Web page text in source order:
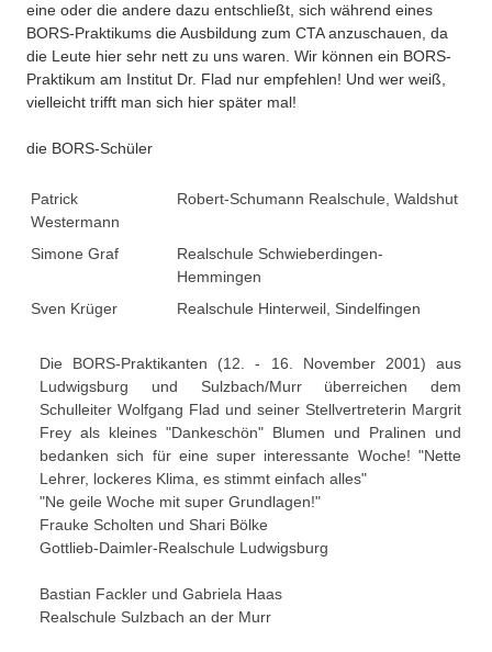
eine oder die andere dazu entschließt, sich während eines
BORS-Praktikums die Ausbildung zum CTA anzuschauen, da
die Leute hier sehr nett zu uns waren. Wir können ein BORS-
Praktikum am Institut Dr. Flad nur empfehlen! Und wer weiß,
vielleicht trifft man sich hier später mal!
die BORS-Schüler
Patrick
Westermann
Robert-Schumann Realschule, Waldshut
Simone Graf
Realschule Schwieberdingen-
Hemmingen
Sven Krüger
Realschule Hinterweil, Sindelfingen
Die BORS-Praktikanten (12. - 16. November 2001) aus
Ludwigsburg und Sulzbach/Murr überreichen dem
Schulleiter Wolfgang Flad und seiner Stellvertreterin Margrit
Frey als kleines "Dankeschön" Blumen und Pralinen und
bedanken sich für eine super interessante Woche! "Nette
Lehrer, lockeres Klima, es stimmt einfach alles"
"Ne geile Woche mit super Grundlagen!"
Frauke Scholten und Shari Bölke
Gottlieb-Daimler-Realschule Ludwigsburg
Bastian Fackler und Gabriela Haas
Realschule Sulzbach an der Murr